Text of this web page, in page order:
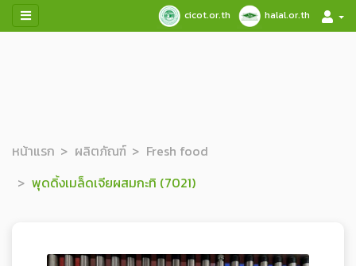
cicot.or.th halal.or.th
หน้าแรก ผลิตภัณฑ์
Fresh food
พุดดิ้งเมล็ดเจียผสมกะทิ (7021)